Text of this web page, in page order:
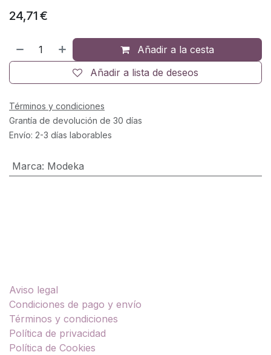
24,71€
Añadir a la cesta
Añadir a lista de deseos
Términos y condiciones
Grantía de devolución de 30 días
Envío: 2-3 días laborables
Marca: Modeka
Aviso legal
Condiciones de pago y envío
Términos y condiciones
Política de privacidad
Política de Cookies